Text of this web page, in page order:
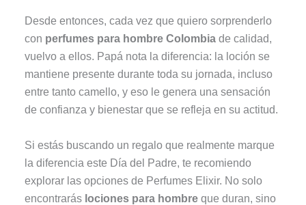
Desde entonces, cada vez que quiero sorprenderlo
con perfumes para hombre Colombia de calidad,
vuelvo a ellos. Papá nota la diferencia: la loción se
mantiene presente durante toda su jornada, incluso
entre tanto camello, y eso le genera una sensación
de confianza y bienestar que se refleja en su actitud.
Si estás buscando un regalo que realmente marque
la diferencia este Día del Padre, te recomiendo
explorar las opciones de Perfumes Elixir. No solo
encontrarás lociones para hombre que duran, sino